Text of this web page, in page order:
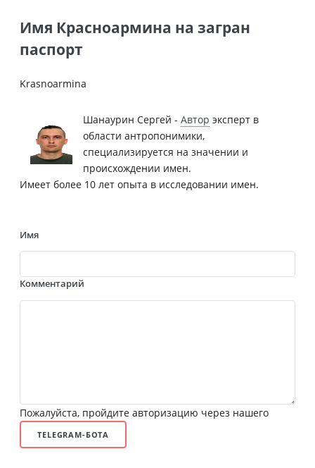
Имя Красноармина на загран
паспорт
Krasnoarmina
Шанаурин Сергей - Автор эксперт в
области антропонимики,
специализируется на значении и
происхождении имен.
Имеет более 10 лет опыта в исследовании имен.
Имя
Комментарий
Пожалуйста, пройдите авторизацию через нашего
TELEGRAM-БОТА